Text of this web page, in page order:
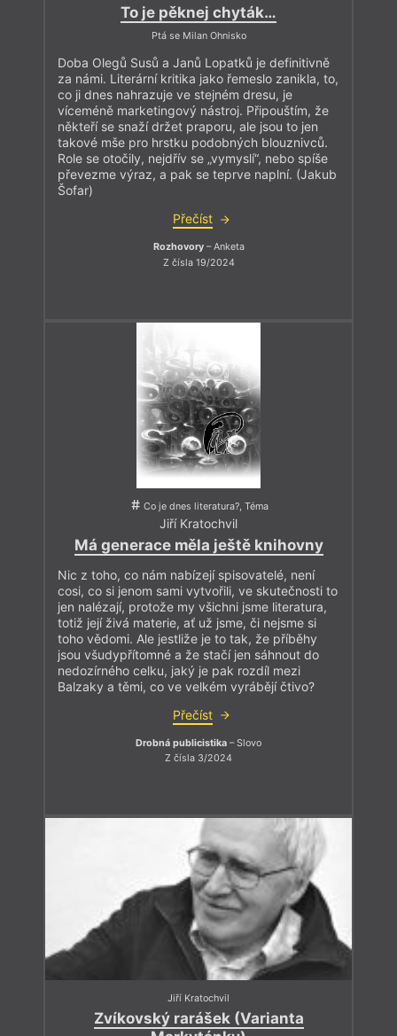
To je pěknej chyták…
Ptá se Milan Ohnisko
Doba Olegů Susů a Janů Lopatků je definitivně
za námi. Literární kritika jako řemeslo zanikla, to,
co ji dnes nahrazuje ve stejném dresu, je
víceméně marketingový nástroj. Připouštím, že
někteří se snaží držet praporu, ale jsou to jen
takové mše pro hrstku podobných blouznivců.
Role se otočily, nejdřív se „vymyslí“, nebo spíše
převezme výraz, a pak se teprve naplní. (Jakub
Šofar)
Přečíst
Rozhovory– Anketa
Z čísla 19/2024
Co je dnes literatura?, Téma
Jiří Kratochvil
Má generace měla ještě knihovny
Nic z toho, co nám nabízejí spisovatelé, není
cosi, co si jenom sami vytvořili, ve skutečnosti to
jen nalézají, protože my všichni jsme literatura,
totiž její živá materie, ať už jsme, či nejsme si
toho vědomi. Ale jestliže je to tak, že příběhy
jsou všudypřítomné a že stačí jen sáhnout do
nedozírného celku, jaký je pak rozdíl mezi
Balzaky a těmi, co ve velkém vyrábějí čtivo?
Přečíst
Drobná publicistika – Slovo
Z čísla 3/2024
Jiří Kratochvil
Zvíkovský rarášek (Varianta